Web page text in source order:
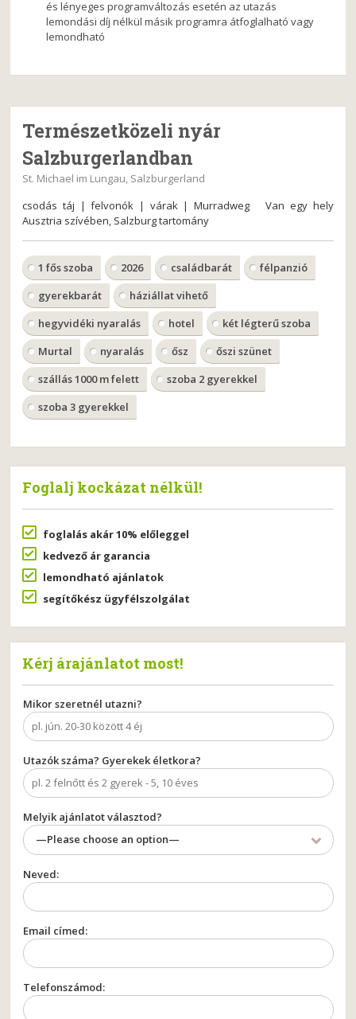
és lényeges programváltozás esetén az utazás
lemondási díj nélkül másik programra átfoglalható vagy
lemondható
Természetközeli nyár
Salzburgerlandban
St. Michael im Lungau, Salzburgerland
csodás táj | felvonók | várak | Murradweg Van egy hely
Ausztria szívében, Salzburg tartomány
1 fős szoba 2026 családbarát
félpanzió
gyerekbarát
háziállat vihető
hegyvidéki nyaralás
hotel
két légterű szoba
Murtal
nyaralás ősz
őszi szünet
szállás 1000 m felett
szoba 2 gyerekkel
szoba 3 gyerekkel
Foglalj kockázat nélkül!
foglalás akár 10% előleggel
kedvező ár garancia
lemondható ajánlatok
segítőkész ügyfélszolgálat
Kérj árajánlatot most!
Mikor szeretnél utazni?
Utazók száma? Gyerekek életkora?
Melyik ajánlatot választod?
—Please choose an option—
Neved:
Email címed:
Telefonszámod: